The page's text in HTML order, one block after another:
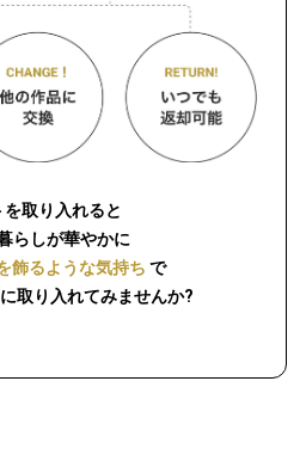
を取り入れると
らしが華やかに
飾るような気持ち で
取り入れてみませんか?